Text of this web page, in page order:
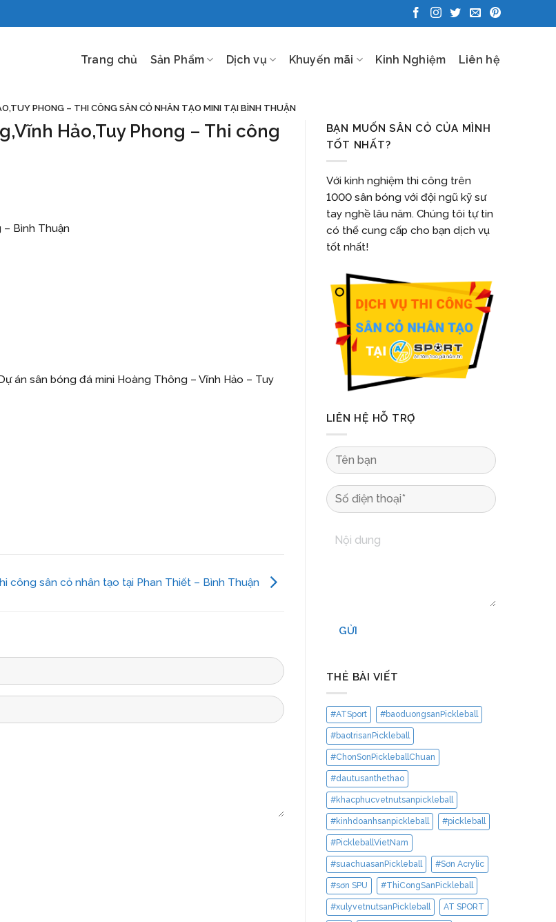
Trang chủ Sản Phẩm Dịch vụ Khuyến mãi Kinh Nghiệm Liên hệ
PHONG – THI CÔNG SÂN CỎ NHÂN TẠO MINI TẠI BÌNH THUẬN
Hảo,Tuy Phong – Thi công
Bình Thuận
án sân bóng đá mini Hoàng Thông – Vĩnh Hảo – Tuy
công sân cỏ nhân tạo tại Phan Thiết – Bình Thuận
BẠN MUỐN SÂN CỎ CỦA MÌNH
TỐT NHẤT?
Với kinh nghiệm thi công trên
1000 sân bóng với đội ngũ kỹ sư
tay nghề lâu năm. Chúng tôi tự tin
có thể cung cấp cho bạn dịch vụ
tốt nhất!
LIÊN HỆ HỖ TRỢ
GỬI
THẺ BÀI VIẾT
#ATSport #baoduongsanPickleball
#baotrisanPickleball
#ChonSonPickleballChuan
#dautusanthethao
#khacphucvetnutsanpickleball
#kinhdoanhsanpickleball #pickleball
#PickleballVietNam
#suachuasanPickleball #Sơn Acrylic
#sơn SPU #ThiCongSanPickleball
#xulyvetnutsanPickleball AT SPORT